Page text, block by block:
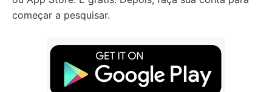
começar a pesquisar.